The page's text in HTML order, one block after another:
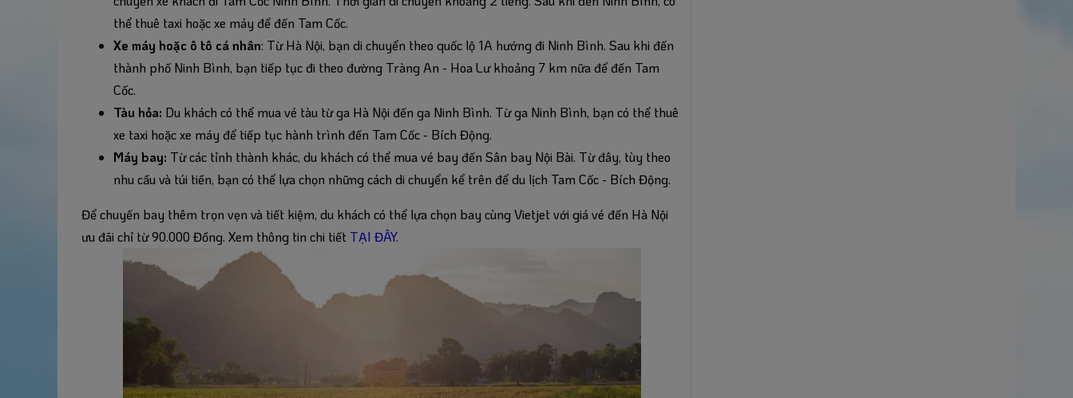
thể thuê taxi hoặc xe máy để đến Tam Cốc.
Xe máy hoặc ô tô cá nhân: Từ Hà Nội, bạn di chuyển theo quốc lộ 1A hướng đi Ninh Bình. Sau khi đến
thành phố Ninh Bình, bạn tiếp tục đi theo đường Tràng An - Hoa Lư khoảng 7 km nữa để đến Tam
Cốc.
Tàu hỏa: Du khách có thể mua vé tàu từ ga Hà Nội đến ga Ninh Bình. Từ ga Ninh Bình, bạn có thể thuê
xe taxi hoặc xe máy để tiếp tục hành trình đến Tam Cốc - Bích Động.
Máy bay: Từ các tỉnh thành khác, du khách có thể mua vé bay đến Sân bay Nội Bài. Từ đây, tùy theo
nhu cầu và túi tiền, bạn có thể lựa chọn những cách di chuyển kể trên để du lịch Tam Cốc - Bích Động.
Để chuyến bay thêm trọn vẹn và tiết kiệm, du khách có thể lựa chọn bay cùng Vietjet với giá vé đến Hà Nội
ưu đãi chỉ từ 90.000 Đồng. Xem thông tin chi tiết TẠI ĐÂY.